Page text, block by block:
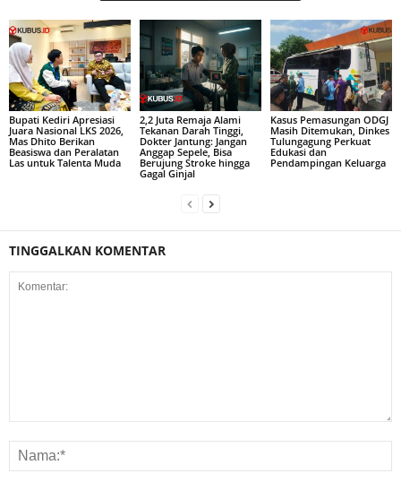
Bupati Kediri Apresiasi
Juara Nasional LKS 2026,
Mas Dhito Berikan
Beasiswa dan Peralatan
Las untuk Talenta Muda
2,2 Juta Remaja Alami
Tekanan Darah Tinggi,
Dokter Jantung: Jangan
Anggap Sepele, Bisa
Berujung Stroke hingga
Gagal Ginjal
Kasus Pemasungan ODGJ
Masih Ditemukan, Dinkes
Tulungagung Perkuat
Edukasi dan
Pendampingan Keluarga
TINGGALKAN KOMENTAR